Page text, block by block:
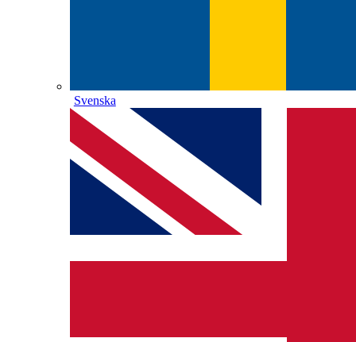
Svenska